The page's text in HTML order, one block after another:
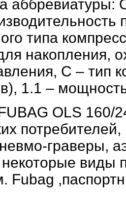
аббревиатуры:
типа
накопления,
С – тип
1.1 –
OLS 160/
граверы,
некоторые
Fubag